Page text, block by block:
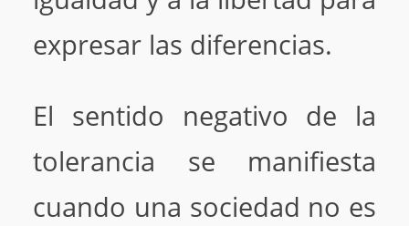
expresar las diferencias.
El sentido negativo de la
tolerancia se manifiesta
cuando una sociedad no es